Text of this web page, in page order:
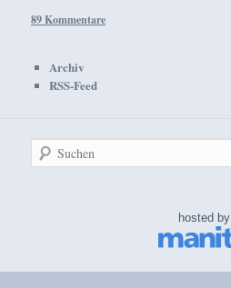
89 Kommentare
Archiv
RSS-Feed
Suchen
hosted by